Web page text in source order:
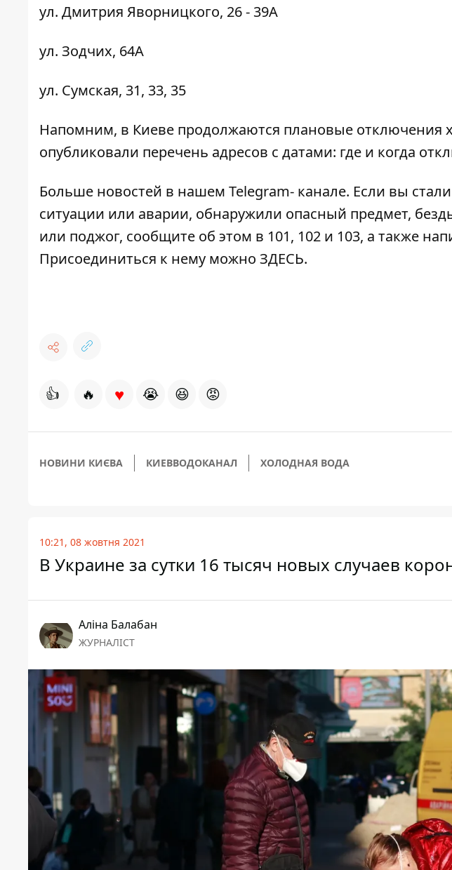
ул. Дмитрия Яворницкого, 26 - 39А
ул. Зодчих, 64А
ул. Сумская, 31, 33, 35
Напомним, в Киеве продолжаются плановые отключения
опубликовали перечень адресов с датами: где и когда
Больше новостей в нашем Telegram- канале. Если вы
ситуации или аварии, обнаружили опасный предмет,
или поджог, сообщите об этом в 101, 102 и 103, а также
Присоединиться к нему можно ЗДЕСЬ.
👍 🔥 ♥ 😭 😆 😡
НОВИНИ КИЄВА КИЕВВОДОКАНАЛ ХОЛОДНАЯ ВОДА
10:21, 08 жовтня 2021
В Украине за сутки 16 тысяч новых случаев
Аліна Балабан
ЖУРНАЛІСТ